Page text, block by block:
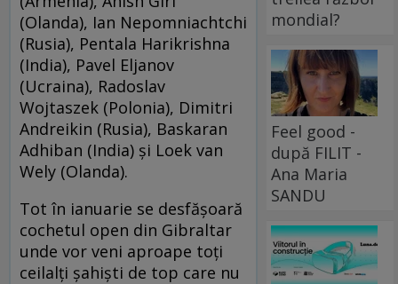
(Olanda), Ian Nepomniachtchi
(Rusia), Pentala Harikrishna
(India), Pavel Eljanov
(Ucraina), Radoslav
Wojtaszek (Polonia), Dimitri
Andreikin (Rusia), Baskaran
Adhiban (India) și Loek van
Wely (Olanda).
Tot în ianuarie se desfășoară
cochetul open din Gibraltar
unde vor veni aproape toți
ceilalți șahiști de top care nu
mondial?
Feel good -
după FILIT -
Ana Maria
SANDU